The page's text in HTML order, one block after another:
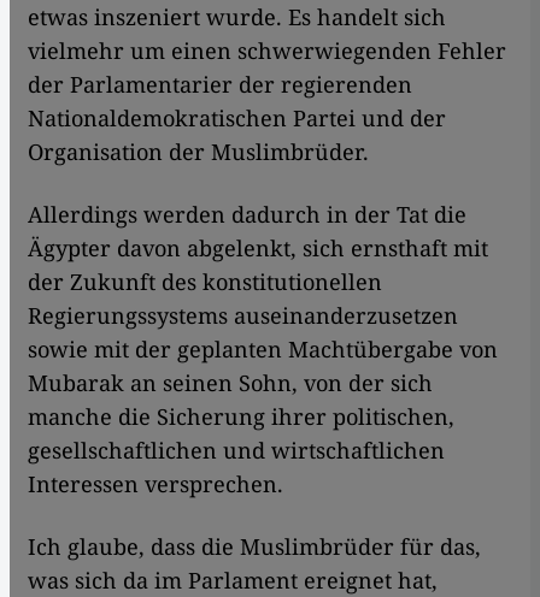
etwas inszeniert wurde. Es handelt sich
vielmehr um einen schwerwiegenden Fehler
der Parlamentarier der regierenden
Nationaldemokratischen Partei und der
Organisation der Muslimbrüder.
Allerdings werden dadurch in der Tat die
Ägypter davon abgelenkt, sich ernsthaft mit
der Zukunft des konstitutionellen
Regierungssystems auseinanderzusetzen
sowie mit der geplanten Machtübergabe von
Mubarak an seinen Sohn, von der sich
manche die Sicherung ihrer politischen,
gesellschaftlichen und wirtschaftlichen
Interessen versprechen.
Ich glaube, dass die Muslimbrüder für das,
was sich da im Parlament ereignet hat,